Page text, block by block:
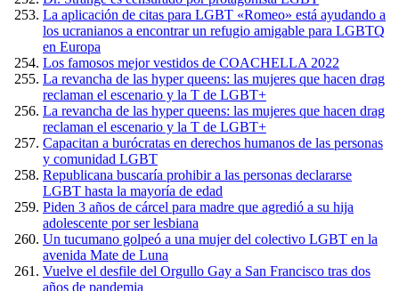
La aplicación de citas para LGBT «Romeo» está ayudando a
los ucranianos a encontrar un refugio amigable para LGBTQ
en Europa
Los famosos mejor vestidos de COACHELLA 2022
La revancha de las hyper queens: las mujeres que hacen drag
reclaman el escenario y la T de LGBT+
La revancha de las hyper queens: las mujeres que hacen drag
reclaman el escenario y la T de LGBT+
Capacitan a burócratas en derechos humanos de las personas
y comunidad LGBT
Republicana buscaría prohibir a las personas declararse
LGBT hasta la mayoría de edad
Piden 3 años de cárcel para madre que agredió a su hija
adolescente por ser lesbiana
Un tucumano golpeó a una mujer del colectivo LGBT en la
avenida Mate de Luna
Vuelve el desfile del Orgullo Gay a San Francisco tras dos
años de pandemia